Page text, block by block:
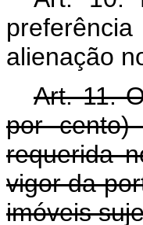
alienação
Art. 11.
por cento)
requerida
vigor da
imóveis